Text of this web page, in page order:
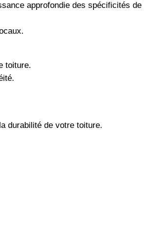
approfondie des spécificités de
toiture.
durabilité de votre toiture.